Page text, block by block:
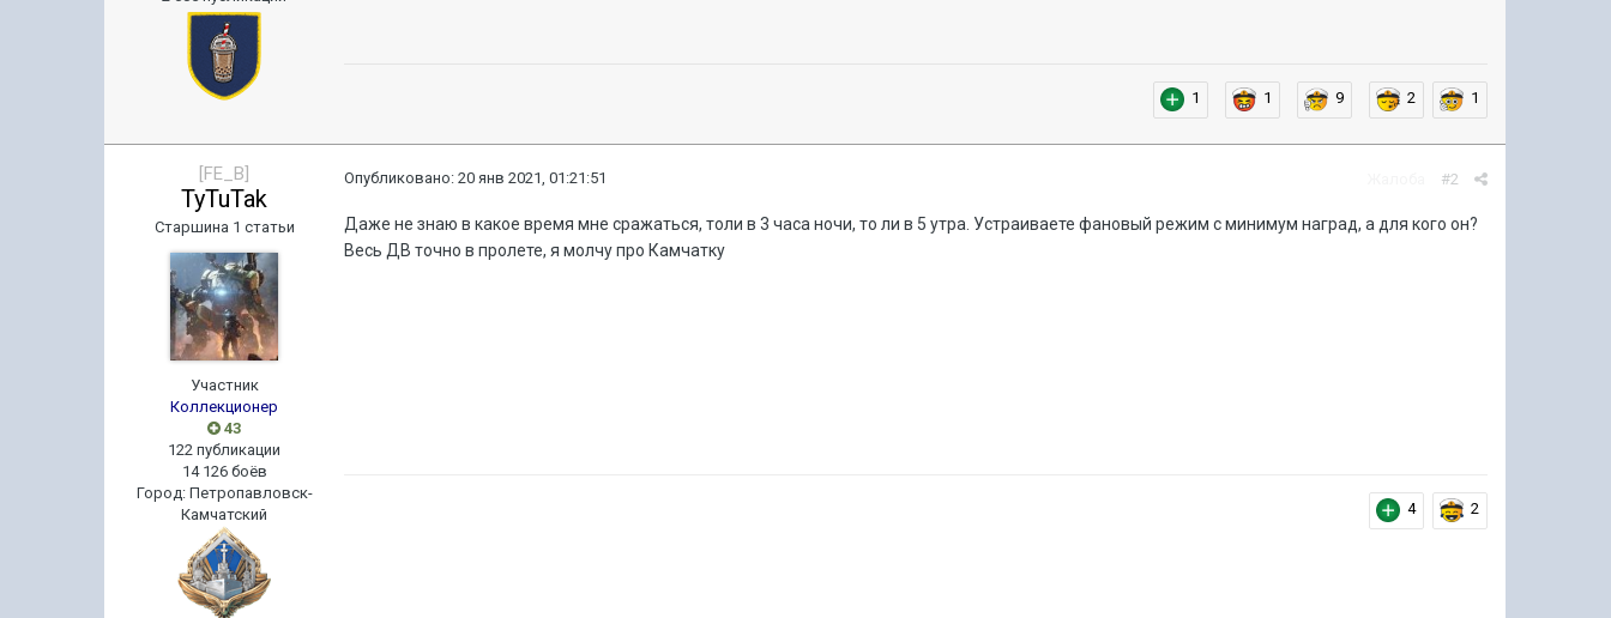
1 1 9 2 1
[FE_B]
TyTuTak
Старшина 1 статьи
Участник
Коллекционер
43
122 публикации
14 126 боёв
Город: Петропавловск-
Камчатский
#2
Опубликовано:20 янв 2021, 01:21:51
Даже не знаю в какое время мне сражаться, толи в 3 часа ночи, то ли в 5 утра. Устраиваете фановый режим с минимум наград, а для кого он?
Весь ДВ точно в пролете, я молчу про Камчатку
4 2